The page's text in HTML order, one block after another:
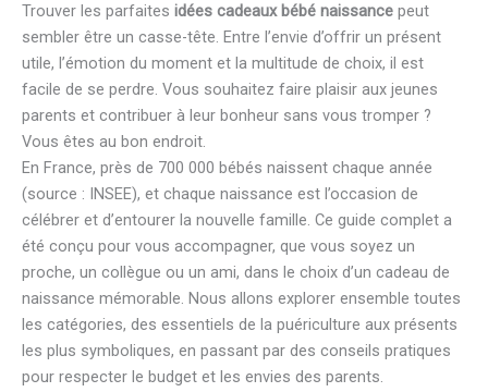
Trouver les parfaites idées cadeaux bébé naissance peut
sembler être un casse-tête. Entre l’envie d’offrir un présent
utile, l’émotion du moment et la multitude de choix, il est
facile de se perdre. Vous souhaitez faire plaisir aux jeunes
parents et contribuer à leur bonheur sans vous tromper ?
Vous êtes au bon endroit.
En France, près de 700 000 bébés naissent chaque année
(source : INSEE), et chaque naissance est l’occasion de
célébrer et d’entourer la nouvelle famille. Ce guide complet a
été conçu pour vous accompagner, que vous soyez un
proche, un collègue ou un ami, dans le choix d’un cadeau de
naissance mémorable. Nous allons explorer ensemble toutes
les catégories, des essentiels de la puériculture aux présents
les plus symboliques, en passant par des conseils pratiques
pour respecter le budget et les envies des parents.